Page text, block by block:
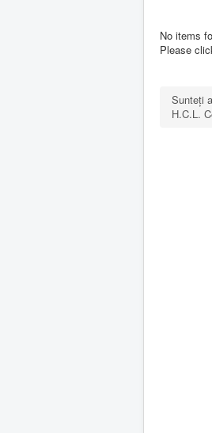
No items
Please
Sunteți
H.C.L.